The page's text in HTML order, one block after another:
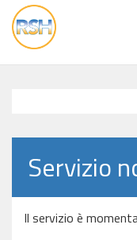
vai
alla
Servizio
Il servizio è